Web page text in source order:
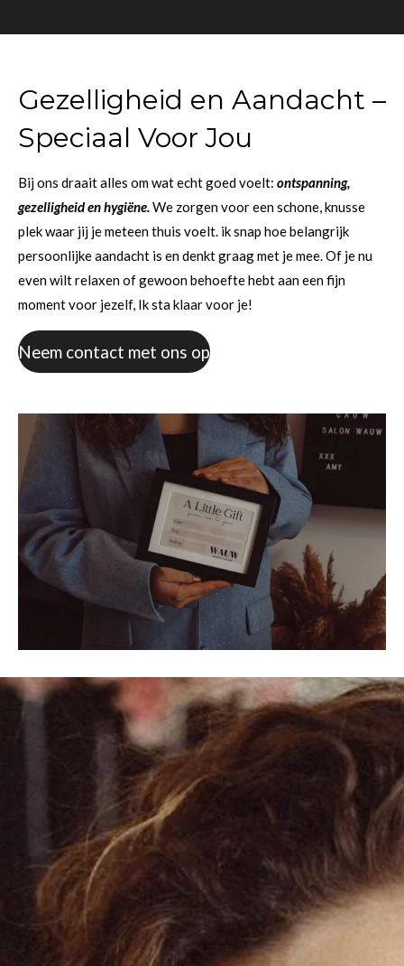
Gezelligheid en Aandacht –
Speciaal Voor Jou
Bij ons draait alles om wat echt goed voelt: ontspanning,
gezelligheid enhygiëne.We zorgen voor een schone, knusse
plek waar jij je meteen thuis voelt. ik snap hoe belangrijk
persoonlijke aandacht is en denkt graag met je mee. Of je nu
even wilt relaxen of gewoon behoefte hebt aan een fijn
moment voor jezelf, Ik sta klaar voor je!
Neem contact met ons op